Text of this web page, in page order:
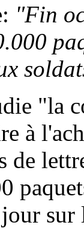
"Fin
"la
à
jour